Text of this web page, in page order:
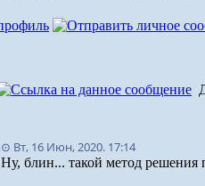
⊙ Вт, 16 Июн, 2020. 17:14
Ну, блин... такой метод